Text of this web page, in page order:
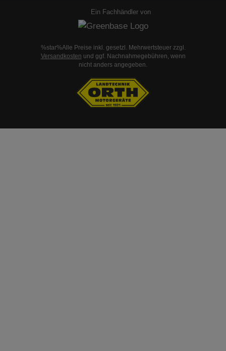
Ein Fachhändler von
%star%Alle Preise inkl. gesetzl. Mehrwertsteuer zzgl.
Versandkosten und ggf. Nachnahmegebühren, wenn
nicht anders angegeben.